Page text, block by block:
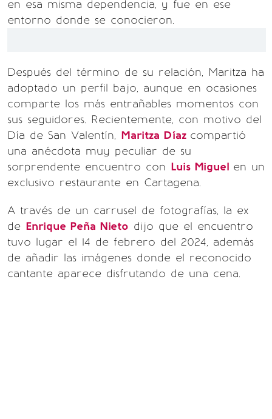
en esa misma dependencia, y fue en ese
entorno donde se conocieron.
Después del término de su relación, Maritza ha
adoptado un perfil bajo, aunque en ocasiones
comparte los más entrañables momentos con
sus seguidores. Recientemente, con motivo del
Día de San Valentín, Maritza Díaz compartió
una anécdota muy peculiar de su
sorprendente encuentro con Luis Miguel en un
exclusivo restaurante en Cartagena.
A través de un carrusel de fotografías, la ex
de Enrique Peña Nieto dijo que el encuentro
tuvo lugar el 14 de febrero del 2024, además
de añadir las imágenes donde el reconocido
cantante aparece disfrutando de una cena.